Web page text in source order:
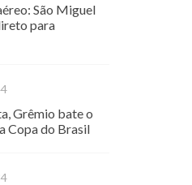
São Miguel
para
Grêmio bate o
Copa do Brasil